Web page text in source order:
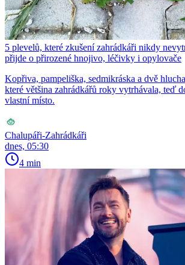
5 plevelů, které zkušení zahrádkáři nikdy
přijde o přirozené hnojivo, léčivky i opylovače
Kopřiva, pampeliška, sedmikráska a dvě
které většina zahrádkářů roky vytrhávala, teď
vlastní místo.
Chalupáři-Zahrádkáři
dnes, 05:30
4 min